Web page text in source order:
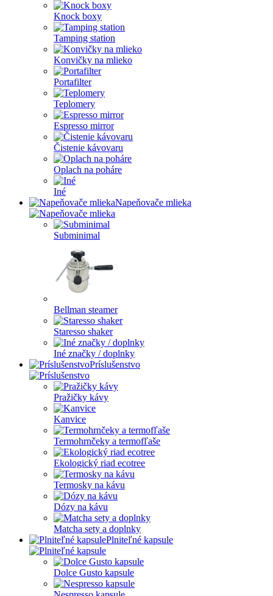
Knock boxy
Tamping station
Konvičky na mlieko
Portafilter
Teplomery
Espresso mirror
Čistenie kávovaru
Oplach na poháre
Iné
Napeňovače mlieka
Subminimal
Bellman steamer
Staresso shaker
Iné značky / doplnky
Príslušenstvo
Pražičky kávy
Kanvice
Termohrnčeky a termofľaše
Ekologický riad ecotree
Termosky na kávu
Dózy na kávu
Matcha sety a doplnky
Plniteľné kapsule
Dolce Gusto kapsule